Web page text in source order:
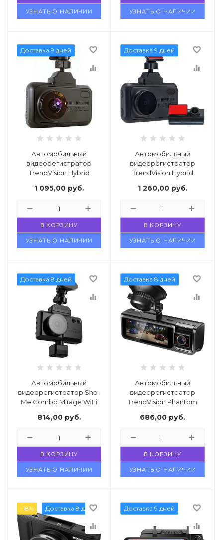
УЗНАТЬ О НАЛИЧИИ УЗНАТЬ О НАЛИЧИИ
Доставка 9 дней
favorite_border
equalizer
Автомобильный
видеорегистратор
TrendVision Hybrid
1 095,00 руб.
В КОРЗИНУ
УЗНАТЬ О НАЛИЧИИ
Доставка 9 дней
favorite_border
equalizer
Автомобильный
видеорегистратор
TrendVision Hybrid
1 260,00 руб.
В КОРЗИНУ
УЗНАТЬ О НАЛИЧИИ
Доставка 8 дней
favorite_border
equalizer
Автомобильный
видеорегистратор Sho-
Me Combo Mirage WiFi
814,00 руб.
В КОРЗИНУ
УЗНАТЬ О НАЛИЧИИ
Доставка 8 дней
favorite_border
equalizer
Автомобильный
видеорегистратор
TrendVision Phantom
686,00 руб.
В КОРЗИНУ
УЗНАТЬ О НАЛИЧИИ
-18% Доставка 8 дней
favorite_border
equalizer
Доставка 9 дней
favorite_border
equalizer